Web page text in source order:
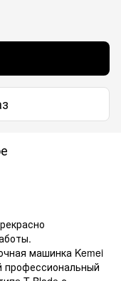
машинка Kemei
профессиональный